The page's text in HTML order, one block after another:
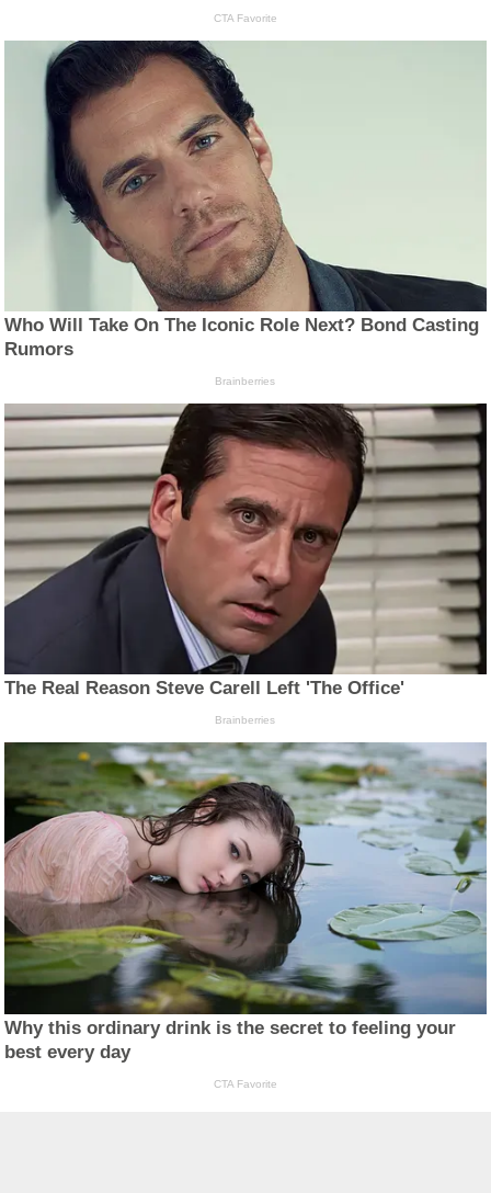
CTA Favorite
Who Will Take On The Iconic Role Next? Bond Casting
Rumors
Brainberries
The Real Reason Steve Carell Left 'The Office'
Brainberries
Why this ordinary drink is the secret to feeling your
best every day
CTA Favorite